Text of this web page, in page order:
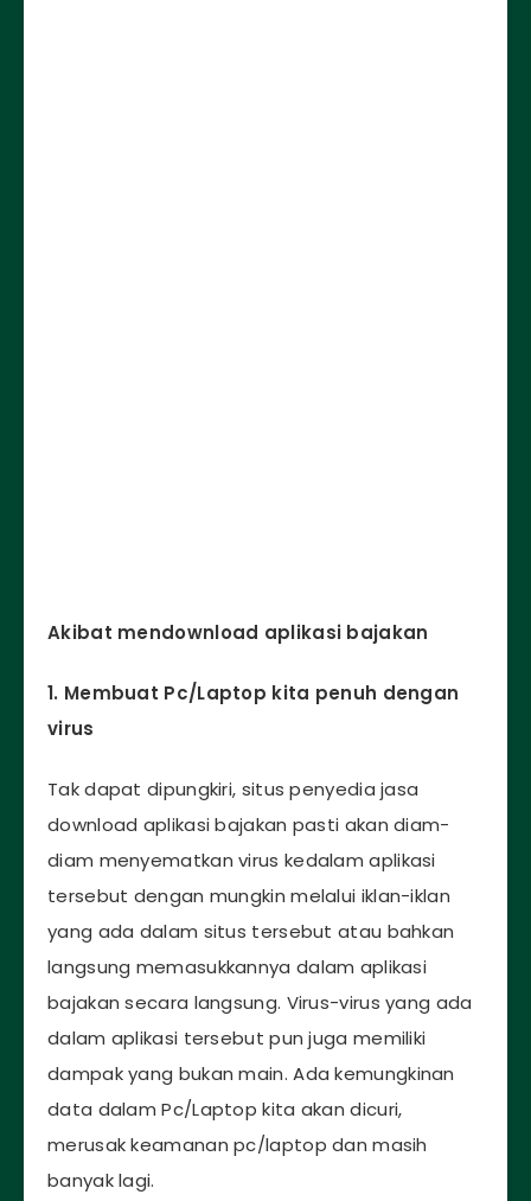
Akibat mendownload aplikasi bajakan
1. Membuat Pc/Laptop kita penuh dengan
virus
Tak dapat dipungkiri, situs penyedia jasa
download aplikasi bajakan pasti akan diam-
diam menyematkan virus kedalam aplikasi
tersebut dengan mungkin melalui iklan-iklan
yang ada dalam situs tersebut atau bahkan
langsung memasukkannya dalam aplikasi
bajakan secara langsung. Virus-virus yang ada
dalam aplikasi tersebut pun juga memiliki
dampak yang bukan main. Ada kemungkinan
data dalam Pc/Laptop kita akan dicuri,
merusak keamanan pc/laptop dan masih
banyak lagi.